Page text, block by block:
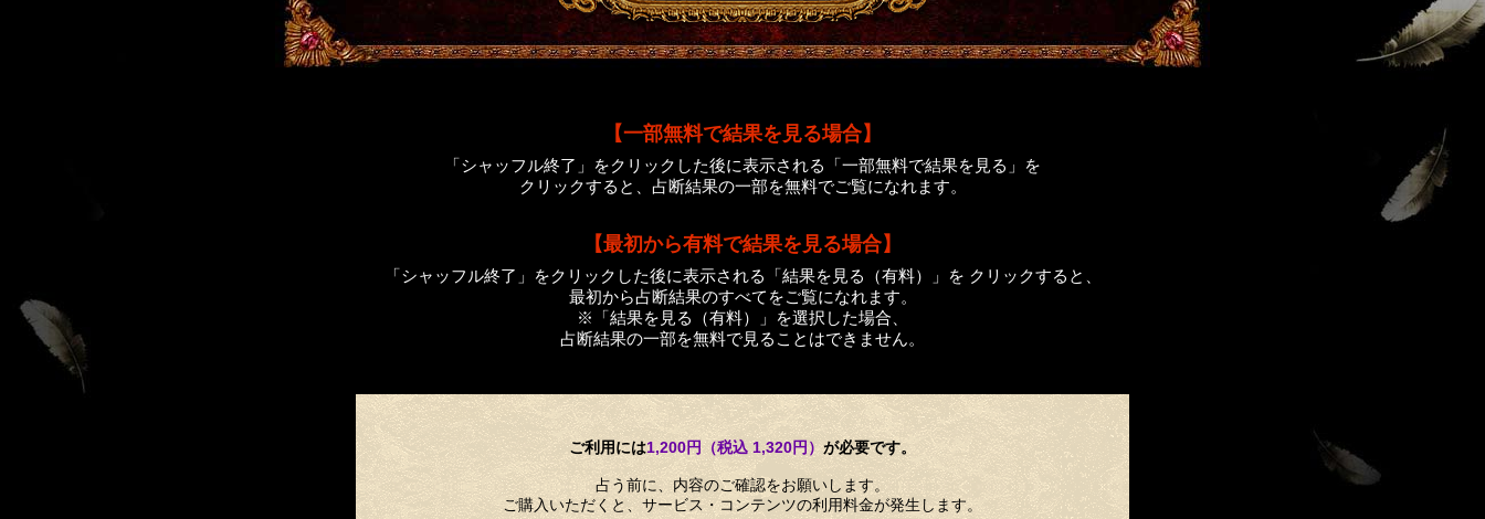
【一部無料で結果を見る場合】
「シャッフル終了」をクリックした後に表示される「一部無料で結果を見る」を
クリックすると、占断結果の一部を無料でご覧になれます。
【最初から有料で結果を見る場合】
「シャッフル終了」をクリックした後に表示される「結果を見る（有料）」を クリックすると、
最初から占断結果のすべてをご覧になれます。
※「結果を見る（有料）」を選択した場合、
占断結果の一部を無料で見ることはできません。
ご利用には1,200円（税込 1,320円） が必要です。
占う前に、内容のご確認をお願いします。
ご購入いただくと、サービス・コンテンツの利用料金が発生します。